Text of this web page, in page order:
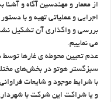
از معمار و مهندسین آگاه و
اجرایی و عملیاتی تهیه و با
بررسی و واگذاری آن تشکیل
می نماییم.
عدم تعیین محوطه ی غارها
سبزگستر هوتو در بخش‌های
با شرایط موجود و شایعات
و یا شراکت این شرکت با